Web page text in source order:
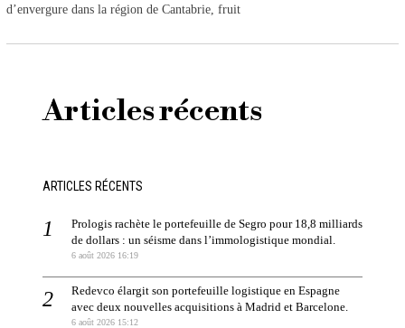
d’envergure dans la région de Cantabrie, fruit
Articles récents
ARTICLES RÉCENTS
Prologis rachète le portefeuille de Segro pour 18,8 milliards
de dollars : un séisme dans l’immologistique mondial.
6 août 2026 16:19
Redevco élargit son portefeuille logistique en Espagne
avec deux nouvelles acquisitions à Madrid et Barcelone.
6 août 2026 15:12